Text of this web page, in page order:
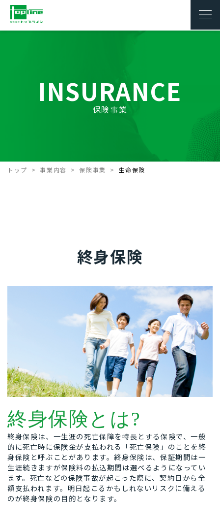
INSURANCE
保険事業
トップ 事業内容 保険事業 生命保険
終身保険
終身保険とは?
終身保険は、一生涯の死亡保障を特長とする保険で、一般
的に死亡時に保険金が支払われる「死亡保険」のことを終
身保険と呼ぶことがあります。終身保険は、保証期間は一
生涯続きますが保険料の払込期間は選べるようになってい
ます。死亡などの保険事故が起こった際に、契約日から全
額支払われます。明日起こるかもしれないリスクに備える
のが終身保険の目的となります。